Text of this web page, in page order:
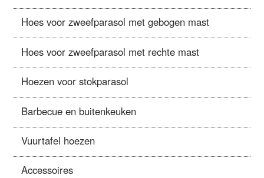
Hoes voor zweefparasol met gebogen mast
Hoes voor zweefparasol met rechte mast
Hoezen voor stokparasol
Barbecue en buitenkeuken
Vuurtafel hoezen
Accessoires